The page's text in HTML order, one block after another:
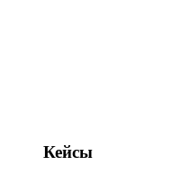
Кейсы
Кейсы